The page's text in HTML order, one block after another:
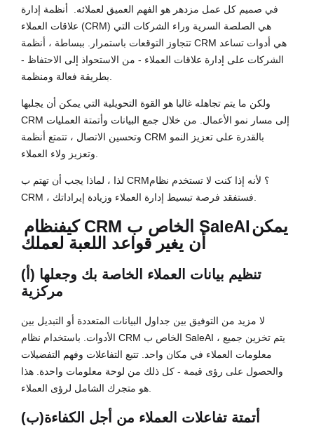
في صميم كل عمل مزدهر هو الفهم العميق لعملائه.
أنظمة إدارة
علاقات العملاء (CRM) هي الصلصة السرية وراء الشركات التي
تتجاوز التوقعات باستمرار. ببساطة ، أنظمة CRM هي أدوات تساعد
الشركات على إدارة علاقات العملاء - من الاستحواذ إلى الاحتفاظ -
بطريقة فعالة ومنظمة.
ولكن ما يتم تجاهله غالبا هو القوة التحويلية التي يمكن أن يجلبها
CRM إلى مسار نمو الأعمال. من خلال جمع البيانات وأتمتة العمليات
وتحسين الاتصال ، تتمتع أنظمة CRM بالقدرة على تعزيز النمو
وتعزيز ولاء العملاء.
لذا ، لماذا يجب أن تهتم ب CRM؟ لأنه إذا كنت لا تستخدم نظام
CRM ، فستفقد فرصة تبسيط إدارة العملاء وزيادة إيراداتك.
كيف نظام CRM الخاص ب SaleAIيمكن
أن يغير قواعد اللعبة لعملك
(أ) تنظيم بيانات العملاء الخاصة بك وجعلها
مركزية
لا مزيد من التوفيق بين جداول البيانات المتعددة أو التبديل بين
الأدوات. باستخدام نظام CRM الخاص ب SaleAI ، يتم تخزين جميع
معلومات العملاء في مكان واحد. تتبع التفاعلات وفهم التفضيلات
والحصول على رؤى قيمة - كل ذلك من لوحة معلومات واحدة. هذا
هو متجرك الشامل لرؤى العملاء.
(ب)أتمتة تفاعلات العملاء من أجل الكفاءة